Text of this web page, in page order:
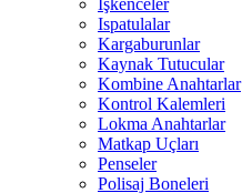
İşkenceler
Ispatulalar
Kargaburunlar
Kaynak Tutucular
Kombine Anahtarlar
Kontrol Kalemleri
Lokma Anahtarlar
Matkap Uçları
Penseler
Polisaj Boneleri